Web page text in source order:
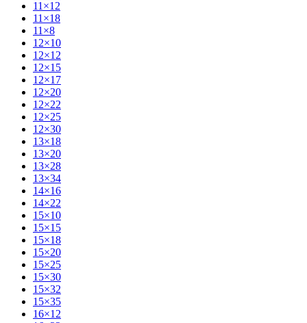
11×12
11×18
11×8
12×10
12×12
12×15
12×17
12×20
12×22
12×25
12×30
13×18
13×20
13×28
13×34
14×16
14×22
15×10
15×15
15×18
15×20
15×25
15×30
15×32
15×35
16×12